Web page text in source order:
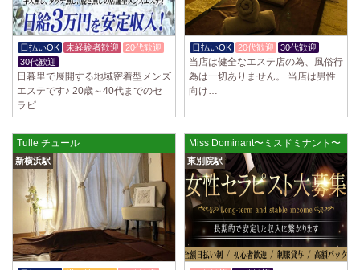
日払いOK 未経験者歓迎
20代歓迎
30代歓迎
日暮里で展開する地域密着型メンズ
エステです♪ 20歳～40代までのセ
ラピ…
日払いOK 20代歓迎 30代歓迎
当店は健全なエステ店の為、風俗行
為は一切ありません。 当店は男性
向け…
Tulle チュール
新横浜駅
Miss Dominant〜ミスドミナント〜
東別院駅